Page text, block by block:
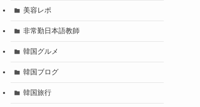
美容レポ
非常勤日本語教師
韓国グルメ
韓国ブログ
韓国旅行